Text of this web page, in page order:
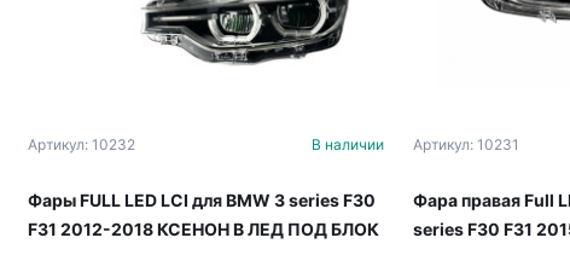
Артикул: 10232 В наличии
Фары FULL LED LCI для BMW 3 series F30
F31 2012-2018 КСЕНОН В ЛЕД ПОД БЛОК
Артикул: 10231
Фара правая Full
series F30 F31